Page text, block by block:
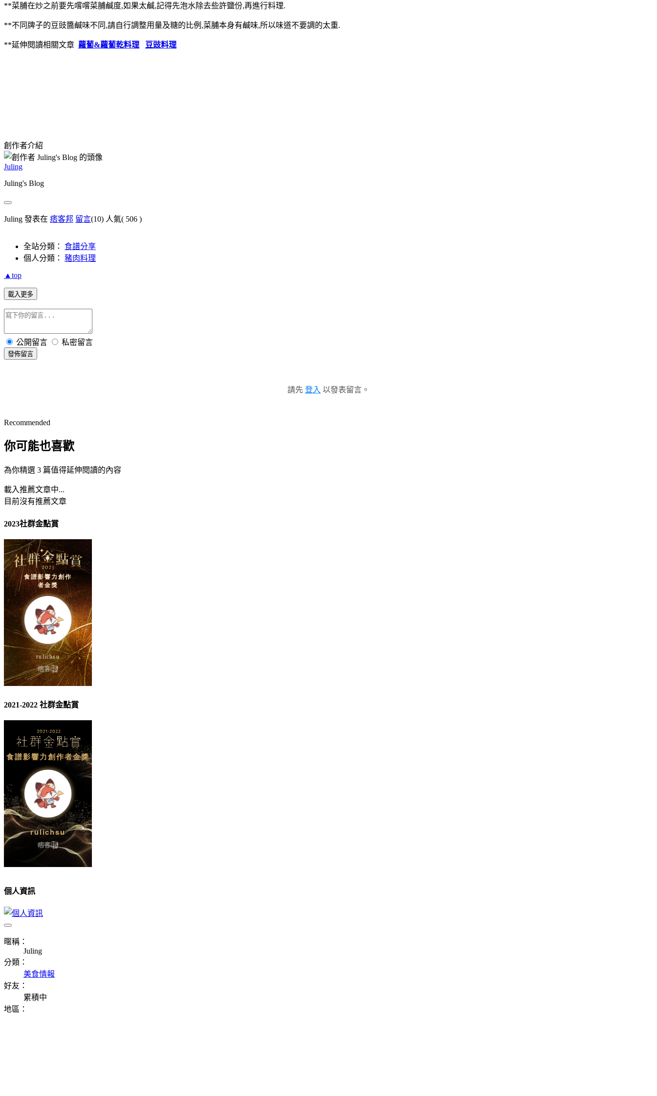
**菜脯在炒之前要先嚐嚐菜脯鹹度,如果太鹹,記得先泡水除去些許鹽份,再進行料理.
**不同牌子的豆豉醬鹹味不同,請自行調整用量及糖的比例,菜脯本身有鹹味,所以味道不要調的太重.
**延伸閱讀相關文章 蘿蔔&蘿蔔乾料理 豆豉料理
創作者介紹
Juling
Juling's Blog
Juling 發表在 痞客邦 留言(10) 人氣( 506 )
全站分類： 食譜分享
個人分類： 豬肉料理
▲top
載入更多
公開留言 私密留言
發佈留言
請先 登入 以發表留言。
Recommended
你可能也喜歡
為你精選 3 篇值得延伸閱讀的內容
載入推薦文章中...
目前沒有推薦文章
2023社群金點賞
2021-2022 社群金點賞
個人資訊
暱稱：
Juling
分類：
美食情報
好友：
累積中
地區：